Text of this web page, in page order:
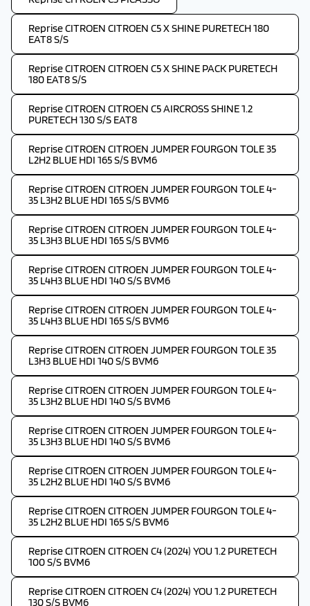
Reprise CITROEN CITROEN C5 X SHINE PURETECH 180
EAT8 S/S
Reprise CITROEN CITROEN C5 X SHINE PACK PURETECH
180 EAT8 S/S
Reprise CITROEN CITROEN C5 AIRCROSS SHINE 1.2
PURETECH 130 S/S EAT8
Reprise CITROEN CITROEN JUMPER FOURGON TOLE 35
L2H2 BLUE HDI 165 S/S BVM6
Reprise CITROEN CITROEN JUMPER FOURGON TOLE 4-
35 L3H2 BLUE HDI 165 S/S BVM6
Reprise CITROEN CITROEN JUMPER FOURGON TOLE 4-
35 L3H3 BLUE HDI 165 S/S BVM6
Reprise CITROEN CITROEN JUMPER FOURGON TOLE 4-
35 L4H3 BLUE HDI 140 S/S BVM6
Reprise CITROEN CITROEN JUMPER FOURGON TOLE 4-
35 L4H3 BLUE HDI 165 S/S BVM6
Reprise CITROEN CITROEN JUMPER FOURGON TOLE 35
L3H3 BLUE HDI 140 S/S BVM6
Reprise CITROEN CITROEN JUMPER FOURGON TOLE 4-
35 L3H2 BLUE HDI 140 S/S BVM6
Reprise CITROEN CITROEN JUMPER FOURGON TOLE 4-
35 L3H3 BLUE HDI 140 S/S BVM6
Reprise CITROEN CITROEN JUMPER FOURGON TOLE 4-
35 L2H2 BLUE HDI 140 S/S BVM6
Reprise CITROEN CITROEN JUMPER FOURGON TOLE 4-
35 L2H2 BLUE HDI 165 S/S BVM6
Reprise CITROEN CITROEN C4 (2024) YOU 1.2 PURETECH
100 S/S BVM6
Reprise CITROEN CITROEN C4 (2024) YOU 1.2 PURETECH
130 S/S BVM6